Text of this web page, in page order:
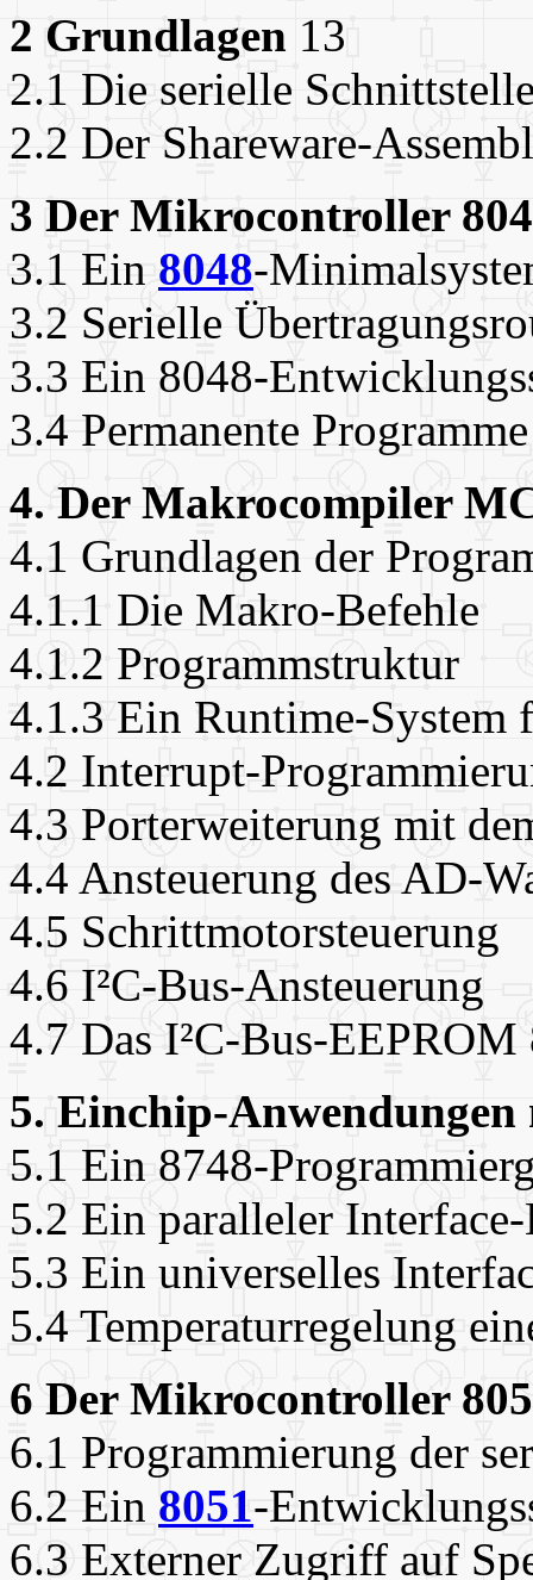
2 Grundlagen 13
2.1 Die serielle
2.2 Der Shareware-
3 Der Mikrocontroller
3.1 Ein 8048-
3.2 Serielle
3.3 Ein 8048-
3.4 Permanente
4. Der Makrocompiler
4.1 Grundlagen der
4.1.1 Die Makro-Befehle
4.1.2 Programmstruktur
4.1.3 Ein Runtime-System
4.2 Interrupt-
4.3 Porterweiterung mit
4.4 Ansteuerung des AD-
4.5 Schrittmotorsteuerung
4.6 I²C-Bus-Ansteuerung
4.7 Das I²C-Bus-EEPROM
5. Einchip-
5.1 Ein 8748-
5.2 Ein paralleler
5.3 Ein universelles
5.4 Temperaturregelung
6 Der Mikrocontroller
6.1 Programmierung der
6.2 Ein 8051-
6.3 Externer Zugriff auf